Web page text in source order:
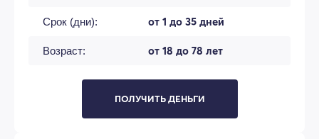
Срок (дни): от 1 до 35 дней
Возраст: от 18 до 78 лет
ПОЛУЧИТЬ ДЕНЬГИ